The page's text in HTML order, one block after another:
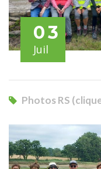
03
Juil
Photos RS